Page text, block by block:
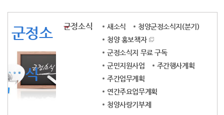
군정소
식
군정소식 새소식
청양군정소식지(분기)
청양 홍보책자
군정소식지 무료 구독
군민지원사업
주간행사계획
주간업무계획
연간주요업무계획
청양사랑기부제